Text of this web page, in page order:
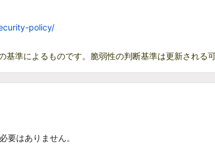
policy/
基準によるものです。脆弱性の判断基準は更新される
要はありません。